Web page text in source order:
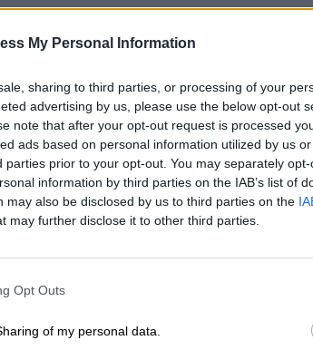
My Personal Information
sharing to third parties, or processing of your
advertising by us, please use the below opt-out
note that after your opt-out request is processed
ads based on personal information utilized by us
parties prior to your opt-out. You may separately
information by third parties on the IAB’s list of
may also be disclosed by us to third parties on the
may further disclose it to other third parties.
Opt Outs
of my personal data.
υποδομών υψηλών
μπροστά από το
από τη εταιρεία
οποία συμμετέχει ο
και την ΓΕΚ ΤΕΡΝΑ.
το οποίο υπέγραψε
της LAMDA
δημιουργία ενός
της ανάπτυξης του
το οποίο θα είναι
ποιοτικά
στους Έλληνες και